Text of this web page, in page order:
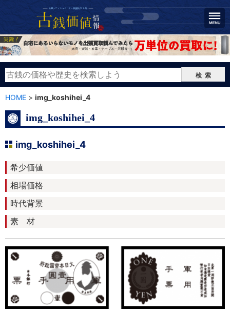
検索
HOME > img_koshihei_4
img_koshihei_4
img_koshihei_4
希少価値
相場価格
時代背景
素 材